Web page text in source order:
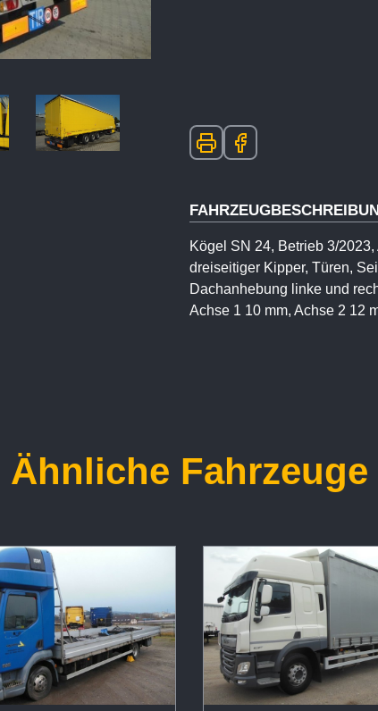
Kögel SN 24, Betrieb 3/
dreiseitiger Kipper, Türen,
Dachanhebung linke und
Achse 1 10 mm, Achse 2 12
Ähnliche Fahrzeuge